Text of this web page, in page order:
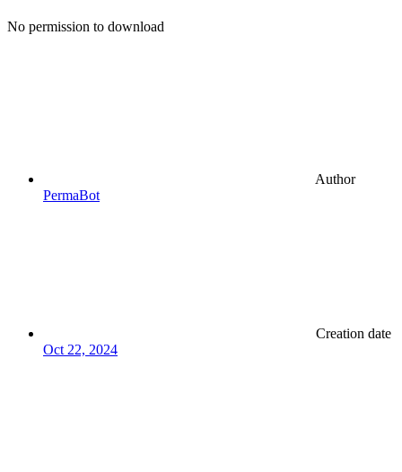
No permission to download
Author
PermaBot
Creation date
Oct 22, 2024